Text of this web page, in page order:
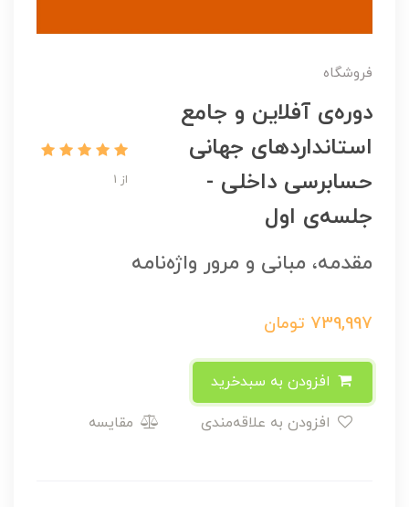
فروشگاه
دوره‌ی آفلاین و جامع
استانداردهای جهانی
حسابرسی داخلی -
جلسه‌ی اول
از 1
مقدمه، مبانی و مرور واژه‌نامه
739,997 تومان
مقایسه